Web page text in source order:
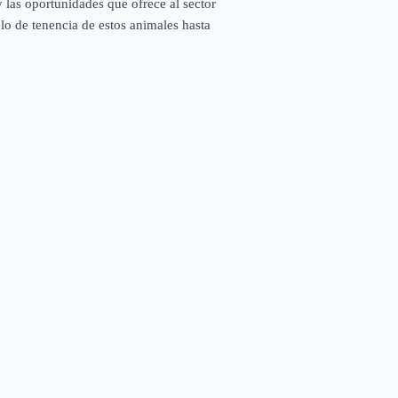
oportunidades que ofrece al sector
de tenencia de estos animales hasta